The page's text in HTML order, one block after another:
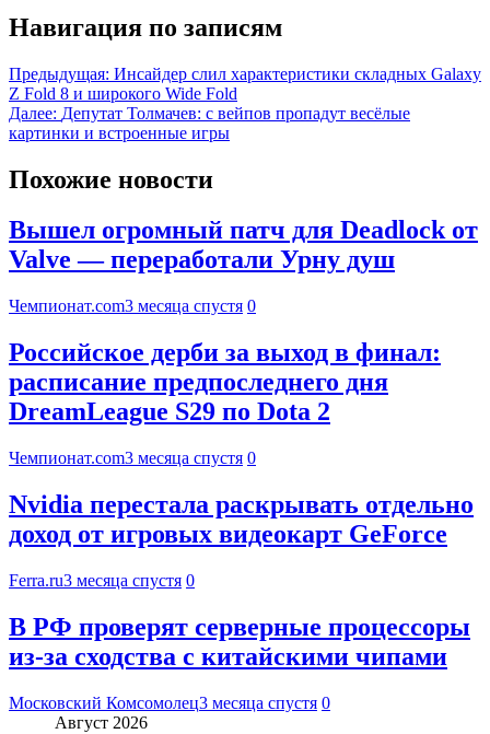
Навигация по записям
Предыдущая: Инсайдер слил характеристики складных Galaxy
Z Fold 8 и широкого Wide Fold
Далее: Депутат Толмачев: с вейпов пропадут весёлые
картинки и встроенные игры
Похожие новости
Вышел огромный патч для Deadlock от
Valve — переработали Урну душ
Чемпионат.com3 месяца спустя 0
Российское дерби за выход в финал:
расписание предпоследнего дня
DreamLeague S29 по Dota 2
Чемпионат.com3 месяца спустя 0
Nvidia перестала раскрывать отдельно
доход от игровых видеокарт GeForce
Ferra.ru3 месяца спустя 0
В РФ проверят серверные процессоры
из-за сходства с китайскими чипами
Московский Комсомолец3 месяца спустя 0
Август 2026